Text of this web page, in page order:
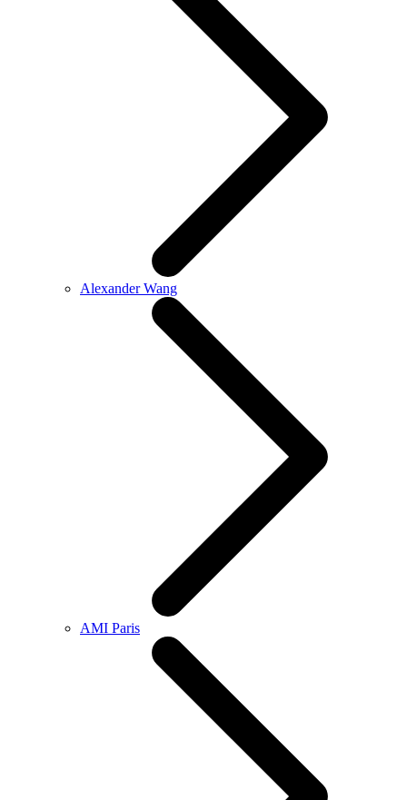
Alexander Wang
AMI Paris